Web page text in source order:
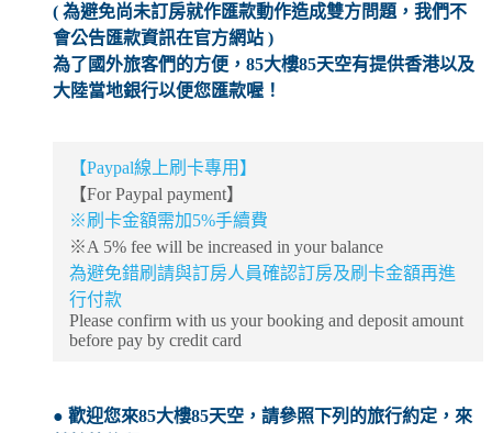
( 為避免尚未訂房就作匯款動作造成雙方問題，我們不
會公告匯款資訊在官方網站 )
為了國外旅客們的方便，85大樓85天空有提供香港以及
大陸當地銀行以便您匯款喔！
【Paypal線上刷卡專用】
【For Paypal payment】
※刷卡金額需加5%手續費
※A 5% fee will be increased in your balance
為避免錯刷請與訂房人員確認訂房及刷卡金額再進
行付款
Please confirm with us your booking and deposit amount
before pay by credit card
● 歡迎您來85大樓85天空，請參照下列的旅行約定，來